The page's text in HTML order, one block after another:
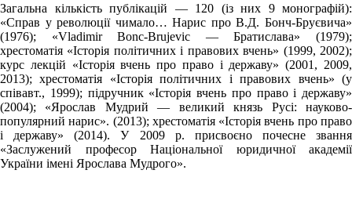
Загальна кількість публікацій — 120 (із них 9 монографій):
«Справ у революції чимало… Нарис про В.Д. Бонч-Бруєвича»
(1976); «Vladimir Bonc-Brujevic — Братислава» (1979);
хрестоматія «Історія політичних і правових вчень» (1999, 2002);
курс лекцій «Історія вчень про право і державу» (2001, 2009,
2013); хрестоматія «Історія політичних і правових вчень» (у
співавт., 1999); підручник «Історія вчень про право і державу»
(2004); «Ярослав Мудрий — великий князь Русі: науково-
популярний нарис». (2013); хрестоматія «Історія вчень про право
і державу» (2014). У 2009 р. присвоєно почесне звання
«Заслужений професор Національної юридичної академії
України імені Ярослава Мудрого».